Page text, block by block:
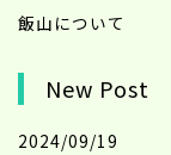
飯山について
New Post
2024/09/19